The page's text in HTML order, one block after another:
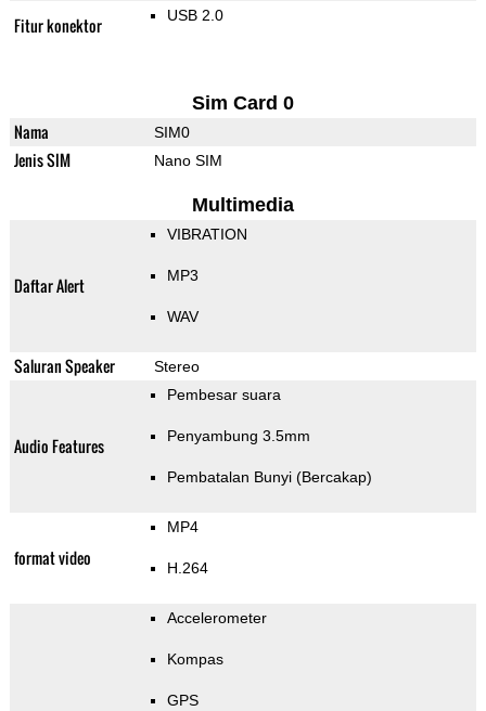
Fitur konektor USB 2.0
Sim Card 0
Nama SIM0
Jenis SIM Nano SIM
Multimedia
Daftar Alert
VIBRATION
MP3
WAV
Saluran Speaker Stereo
Audio Features
Pembesar suara
Penyambung 3.5mm
Pembatalan Bunyi (Bercakap)
format video
MP4
H.264
Accelerometer
Kompas
GPS